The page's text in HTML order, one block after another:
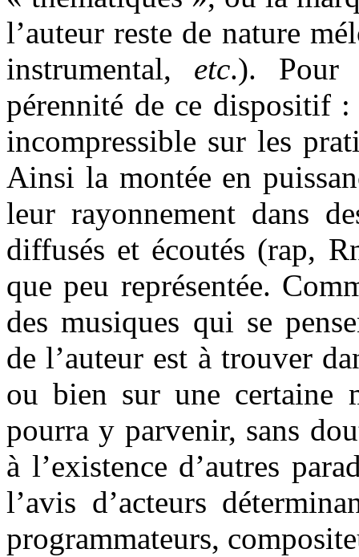
l’auteur reste de nature
instrumental, etc.). Pour
pérennité de ce dispositif
incompressible sur les
Ainsi la montée en
leur rayonnement dans
diffusés et écoutés (rap,
que peu représentée.
des musiques qui se
de l’auteur est à trouver
ou bien sur une certaine
pourra y parvenir, sans
à l’existence d’autres
l’avis d’acteurs
programmateurs,